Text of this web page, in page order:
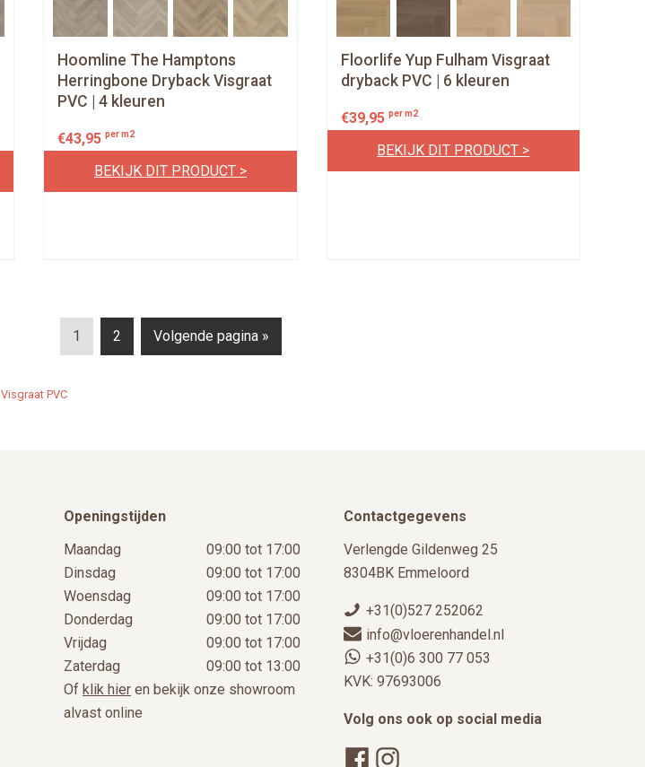
Hoomline The Hamptons
Herringbone Dryback Visgraat
PVC | 4 kleuren
€43,95 per m2
BEKIJK DIT PRODUCT >
Floorlife Yup Fulham Visgraat
dryback PVC | 6 kleuren
€39,95 per m2
BEKIJK DIT PRODUCT >
P
a
1
P
a
2 Volgende pagina »
Visgraat PVC
Openingstijden
Maandag
09:00 tot 17:00
Dinsdag
09:00 tot 17:00
Woensdag
09:00 tot 17:00
Donderdag
09:00 tot 17:00
Vrijdag
09:00 tot 17:00
Zaterdag
09:00 tot 13:00
Of klik hier en bekijk onze showroom
alvast online
Contactgegevens
Verlengde Gildenweg 25
8304BK Emmeloord
+31(0)527 252062
info@vloerenhandel.nl
+31(0)6 300 77 053
KVK: 97693006
Volg ons ook op social media